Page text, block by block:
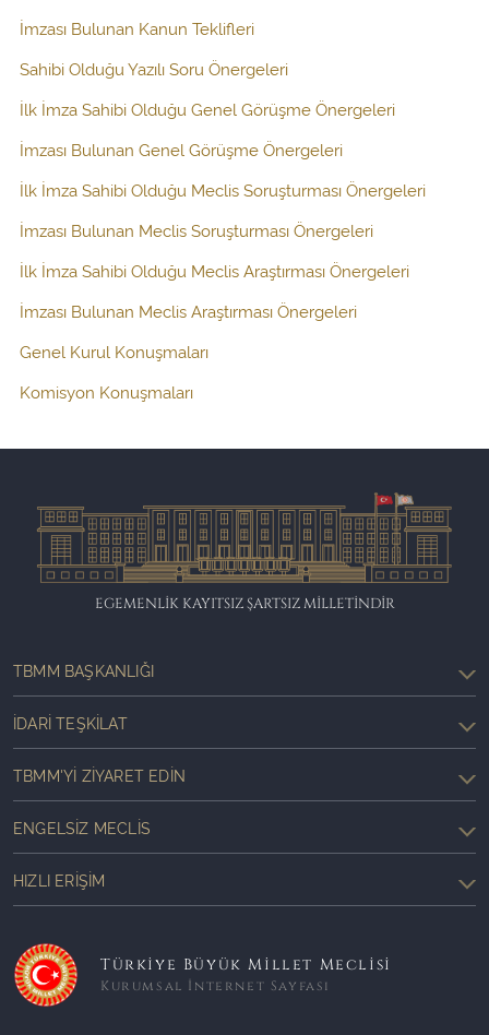
İmzası Bulunan Kanun Teklifleri
Sahibi Olduğu Yazılı Soru Önergeleri
İlk İmza Sahibi Olduğu Genel Görüşme Önergeleri
İmzası Bulunan Genel Görüşme Önergeleri
İlk İmza Sahibi Olduğu Meclis Soruşturması Önergeleri
İmzası Bulunan Meclis Soruşturması Önergeleri
İlk İmza Sahibi Olduğu Meclis Araştırması Önergeleri
İmzası Bulunan Meclis Araştırması Önergeleri
Genel Kurul Konuşmaları
Komisyon Konuşmaları
EGEMENLİK KAYITSIZ ŞARTSIZ MİLLETİNDİR
TBMM BAŞKANLIĞI
İDARI TEŞKILAT
TBMM'YI ZIYARET EDIN
ENGELSIZ MECLIS
HIZLI ERIŞIM
Türkiye Büyük Millet Meclisi
Kurumsal İnternet Sayfası